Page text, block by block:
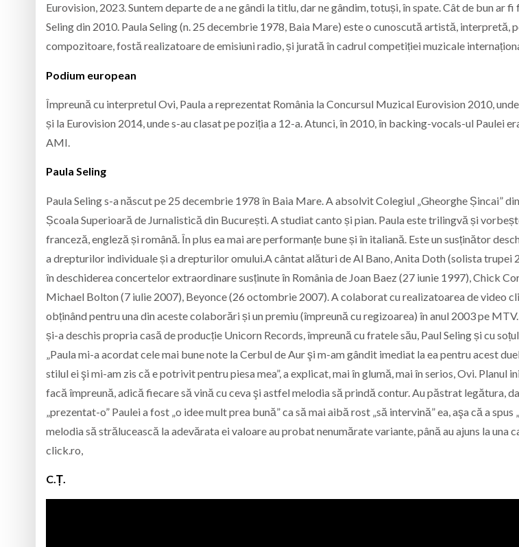
Eurovision, 2023. Suntem departe de a ne gândi la titlu, dar ne gândim, totuși, în spate. Cât de bun ar
Seling din 2010. Paula Seling (n. 25 decembrie 1978, Baia Mare) este o cunoscută artistă, interpretă,
compozitoare, fostă realizatoare de emisiuni radio, și jurată în cadrul competiției muzicale
Podium european
Împreună cu interpretul Ovi, Paula a reprezentat România la Concursul Muzical Eurovision 2010,
și la Eurovision 2014, unde s-au clasat pe poziția a 12-a. Atunci, în 2010, în backing-vocals-ul Paulei
AMI.
Paula Seling
Paula Seling s-a născut pe 25 decembrie 1978 în Baia Mare. A absolvit Colegiul „Gheorghe Șincai”
Școala Superioară de Jurnalistică din București. A studiat canto și pian. Paula este trilingvă și
franceză, engleză și română. În plus ea mai are performanțe bune și în italiană. Este un susținător
a drepturilor individuale și a drepturilor omului.A cântat alături de Al Bano, Anita Doth (solista trupei
în deschiderea concertelor extraordinare susținute în România de Joan Baez (27 iunie 1997), Chick
Michael Bolton (7 iulie 2007), Beyonce (26 octombrie 2007). A colaborat cu realizatoarea de video
obținând pentru una din aceste colaborări și un premiu (împreună cu regizoarea) în anul 2003 pe
și-a deschis propria casă de producție Unicorn Records, împreună cu fratele său, Paul Seling și cu
„Paula mi-a acordat cele mai bune note la Cerbul de Aur şi m-am gândit imediat la ea pentru acest
stilul ei şi mi-am zis că e potrivit pentru piesa mea”, a explicat, mai în glumă, mai în serios, Ovi. Planul
facă împreună, adică fiecare să vină cu ceva şi astfel melodia să prindă contur. Au păstrat legătura,
„prezentat-o” Paulei a fost „o idee mult prea bună” ca să mai aibă rost „să intervină” ea, aşa că a spus
melodia să strălucească la adevărata ei valoare au probat nenumărate variante, până au ajuns la una
click.ro,
C.Ț.